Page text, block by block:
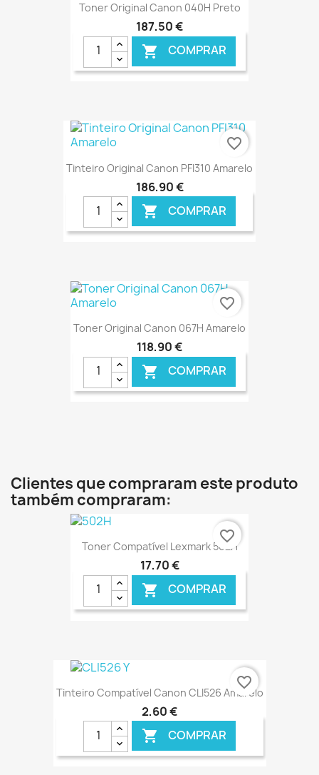
Toner Original Canon 040H Preto
187,50 €
 COMPRAR
€ ONLINE
Tinteiro Original Canon PFI310 Amarelo
186,90 €
 COMPRAR
€ ONLINE
favorite_border
Toner Original Canon 067H Amarelo
118,90 €
 COMPRAR
favorite_border
Clientes que compraram este produto
também compraram:
Toner Compatível Lexmark 502H
17,70 €
 COMPRAR
€ ONLINE
favorite_border
Tinteiro Compatível Canon CLI526 Amarelo
2,60 €
 COMPRAR
favorite_border